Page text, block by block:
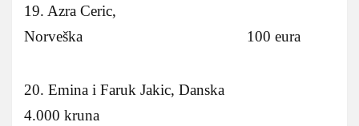
19. Azra Ceric,
Norveška 100 eura
20. Emina i Faruk Jakic, Danska
4.000 kruna